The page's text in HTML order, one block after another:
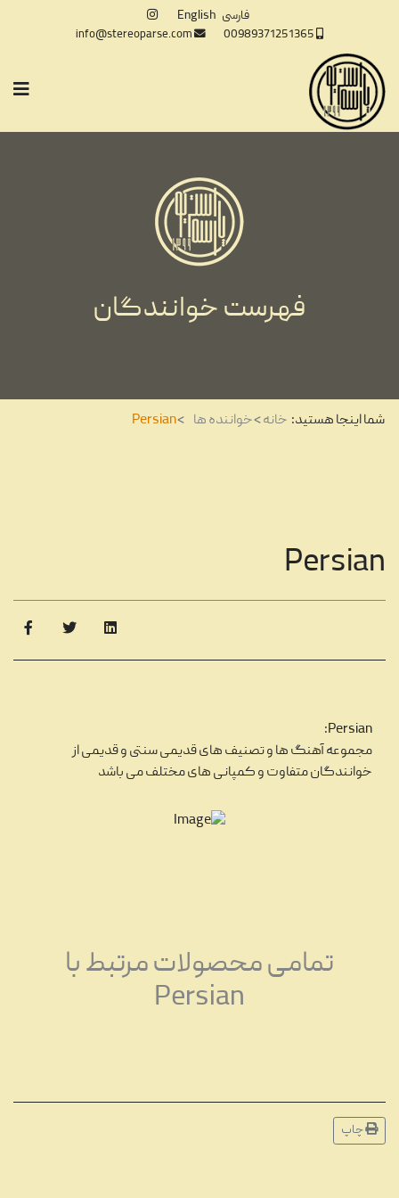
فارسی English
00989371251365
info@stereoparse.com
فهرست خوانندگان
شما اینجا هستید: خانه خواننده ها Persian
Persian
Persian:
مجموعه آهنگ ها و تصنیف های قدیمی سنتی و قدیمی از
خوانندگان متفاوت و کمپانی های مختلف می باشد
تمامی محصولات مرتبط با
Persian
چاپ